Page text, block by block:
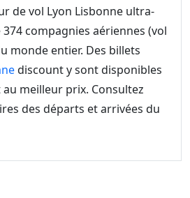
de vol Lyon Lisbonne ultra-
compagnies aériennes (vol
monde entier. Des billets
discount y sont disponibles
meilleur prix. Consultez
des départs et arrivées du